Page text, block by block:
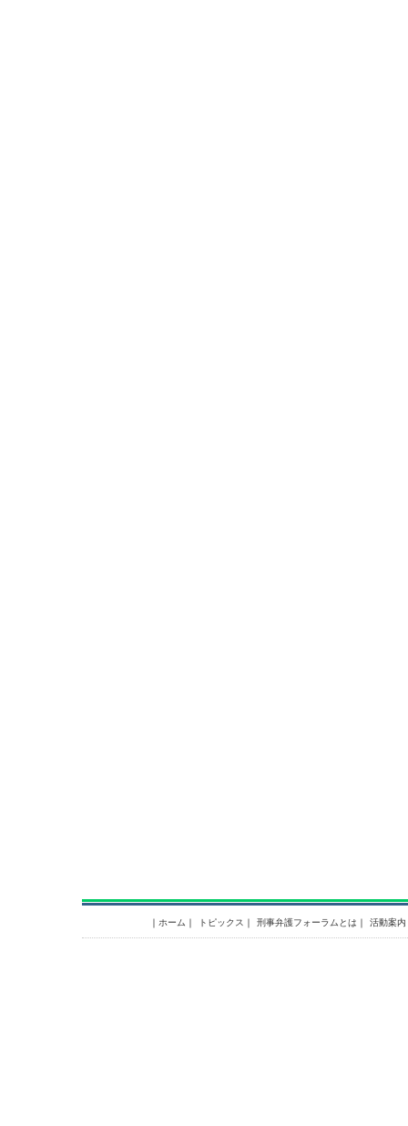
｜ ホーム ｜ トピックス ｜ 刑事弁護フォーラムとは ｜ 活動案内